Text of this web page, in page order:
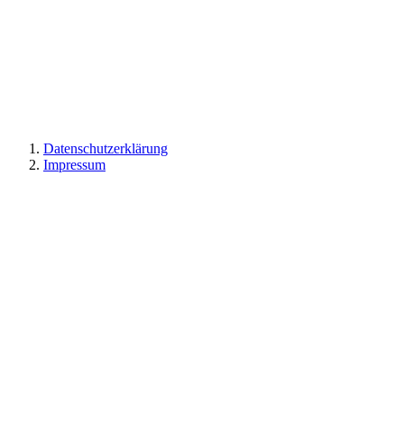
Datenschutzerklärung
Impressum